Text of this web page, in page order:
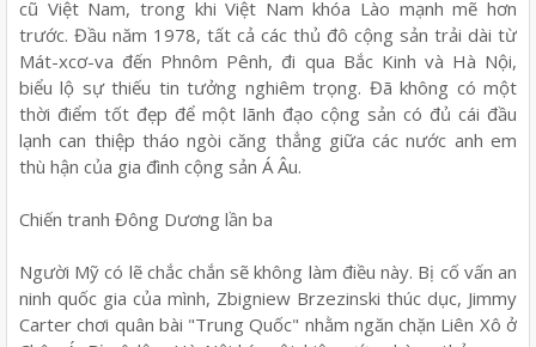
cũ Việt Nam, trong khi Việt Nam khóa Lào mạnh mẽ hơn
trước. Đầu năm 1978, tất cả các thủ đô cộng sản trải dài từ
Mát-xcơ-va đến Phnôm Pênh, đi qua Bắc Kinh và Hà Nội,
biểu lộ sự thiếu tin tưởng nghiêm trọng. Đã không có một
thời điểm tốt đẹp để một lãnh đạo cộng sản có đủ cái đầu
lạnh can thiệp tháo ngòi căng thẳng giữa các nước anh em
thù hận của gia đình cộng sản Á Âu.
Chiến tranh Đông Dương lần ba
Người Mỹ có lẽ chắc chắn sẽ không làm điều này. Bị cố vấn an
ninh quốc gia của mình, Zbigniew Brzezinski thúc dục, Jimmy
Carter chơi quân bài "Trung Quốc" nhằm ngăn chặn Liên Xô ở